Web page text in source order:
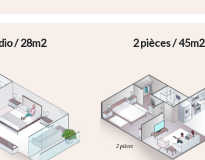
/ 28m2 2 pièces / 45m2